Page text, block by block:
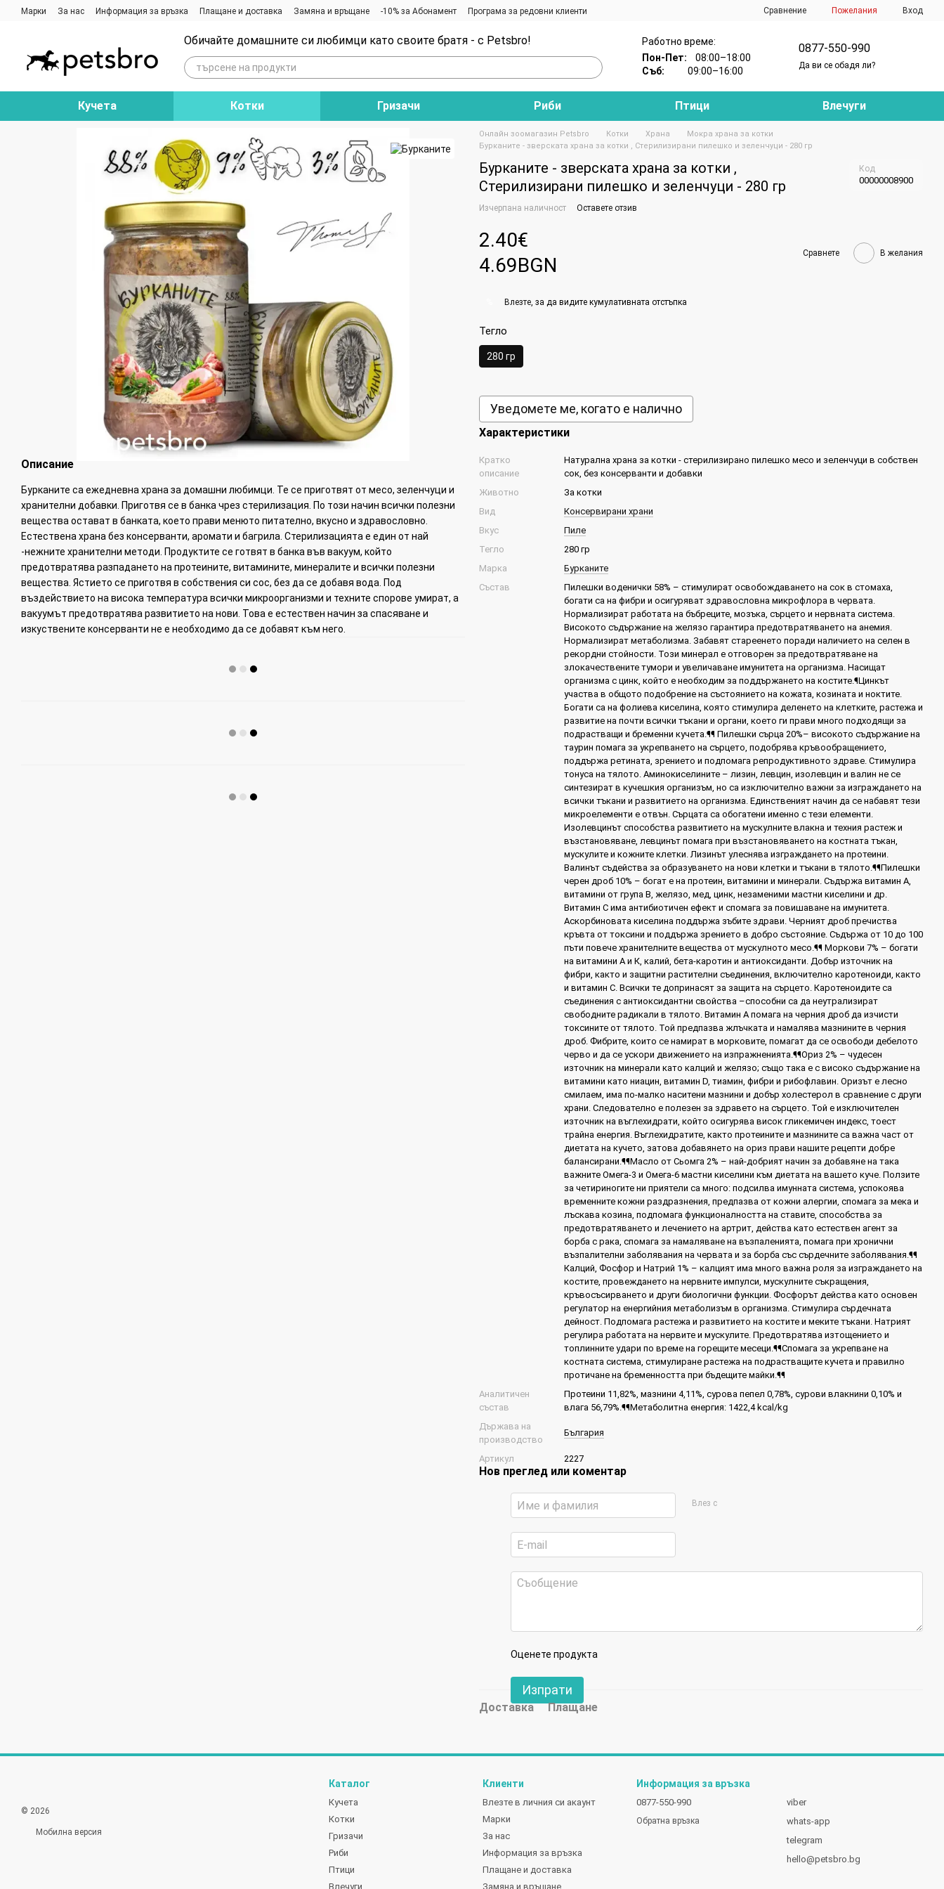
Премини към основното съдържание
Марки За нас Информация за връзка Плащане и доставка Замяна и връщане -10% за Абонамент
Програма за редовни клиенти
Сравнение Пожелания Вход
Обичайте домашните си любимци като своите братя - с Petsbro!
Работно време:
Пон-Пет:08:00–18:00
Съб:09:00–16:00
0877-550-990
Да ви се обадя ли?
Кучета Котки Гризачи Риби Птици Влечуги
Описание
Бурканите са ежедневна храна за домашни любимци. Те се приготвят от месо, зеленчуци и
хранителни добавки. Приготвя се в банка чрез стерилизация. По този начин всички полезни
вещества остават в банката, което прави менюто питателно, вкусно и здравословно.
Естествена храна без консерванти, аромати и багрила. Стерилизацията е един от най
-нежните хранителни методи. Продуктите се готвят в банка във вакуум, който
предотвратява разпадането на протеините, витамините, минералите и всички полезни
вещества. Ястието се приготвя в собствения си сос, без да се добавя вода. Под
въздействието на висока температура всички микроорганизми и техните спорове умират, а
вакуумът предотвратява развитието на нови. Това е естествен начин за спасяване и
изкуствените консерванти не е необходимо да се добавят към него.
Онлайн зоомагазин Petsbro Котки Храна
Мокра храна за котки
Бурканите - зверската храна за котки , Стерилизирани пилешко и зеленчуци - 280 гр
Бурканите - зверската храна за котки ,
Стерилизирани пилешко и зеленчуци - 280 гр
Код
00000008900
Изчерпана наличност Оставете отзив
2.40€
4.69BGN
Сравнете В желания
Влезте , за да видите кумулативната отстъпка
Тегло
280 гр
Уведомете ме, когато е налично
Характеристики
Кратко
описание
Натурална храна за котки - стерилизирано пилешко месо и зеленчуци в собствен
сок, без консерванти и добавки
Животно
За котки
Вид
Консервирани храни
Вкус
Пиле
Тегло
280 гр
Марка
Бурканите
Състав
Пилешки воденички 58% – стимулират освобождаването на сок в стомаха,
богати са на фибри и осигуряват здравословна микрофлора в червата.
Нормализират работата на бъбреците, мозъка, сърцето и нервната система.
Високото съдържание на желязо гарантира предотвратяването на анемия.
Нормализират метаболизма. Забавят стареенето поради наличието на селен в
рекордни стойности. Този минерал е отговорен за предотвратяване на
злокачествените тумори и увеличаване имунитета на организма. Насищат
организма с цинк, който е необходим за поддържането на костите.¶Цинкът
участва в общото подобрение на състоянието на кожата, козината и ноктите.
Богати са на фолиева киселина, която стимулира деленето на клетките, растежа и
развитие на почти всички тъкани и органи, което ги прави много подходящи за
подрастващи и бременни кучета.¶¶ Пилешки сърца 20%– високото съдържание на
таурин помага за укрепването на сърцето, подобрява кръвообращението,
поддържа ретината, зрението и подпомага репродуктивното здраве. Стимулира
тонуса на тялото. Аминокиселините – лизин, левцин, изолевцин и валин не се
синтезират в кучешкия организъм, но са изключително важни за изграждането на
всички тъкани и развитието на организма. Единственият начин да се набавят тези
микроелементи е отвън. Сърцата са обогатени именно с тези елементи.
Изолевцинът способства развитието на мускулните влакна и техния растеж и
възстановяване, левцинът помага при възстановяването на костната тъкан,
мускулите и кожните клетки. Лизинът улеснява изграждането на протеини.
Валинът съдейства за образуването на нови клетки и тъкани в тялото.¶¶Пилешки
черен дроб 10% – богат е на протеин, витамини и минерали. Съдържа витамин А,
витамини от група В, желязо, мед, цинк, незаменими мастни киселини и др.
Витамин С има антибиотичен ефект и спомага за повишаване на имунитета.
Аскорбиновата киселина поддържа зъбите здрави. Черният дроб пречиства
кръвта от токсини и поддържа зрението в добро състояние. Съдържа от 10 до 100
пъти повече хранителните вещества от мускулното месо.¶¶ Моркови 7% – богати
на витамини А и К, калий, бета-каротин и антиоксиданти. Добър източник на
фибри, както и защитни растителни съединения, включително каротеноиди, както
и витамин С. Всички те допринасят за защита на сърцето. Каротеноидите са
съединения с антиоксидантни свойства –способни са да неутрализират
свободните радикали в тялото. Витамин А помага на черния дроб да изчисти
токсините от тялото. Той предпазва жлъчката и намалява мазнините в черния
дроб. Фибрите, които се намират в морковите, помагат да се освободи дебелото
черво и да се ускори движението на изпражненията.¶¶Ориз 2% – чудесен
източник на минерали като калций и желязо; също така е с високо съдържание на
витамини като ниацин, витамин D, тиамин, фибри и рибофлавин. Оризът е лесно
смилаем, има по-малко наситени мазнини и добър холестерол в сравнение с други
храни. Следователно е полезен за здравето на сърцето. Той е изключителен
източник на въглехидрати, който осигурява висок гликемичен индекс, тоест
трайна енергия. Въглехидратите, както протеините и мазнините са важна част от
диетата на кучето, затова добавянето на ориз прави нашите рецепти добре
балансирани.¶¶Масло от Сьомга 2% – най-добрият начин за добавяне на така
важните Омега-3 и Омега-6 мастни киселини към диетата на вашето куче. Ползите
за четириногите ни приятели са много: подсилва имунната система, успокоява
временните кожни раздразнения, предпазва от кожни алергии, спомага за мека и
лъскава козина, подпомага функционалността на ставите, способства за
предотвратяването и лечението на артрит, действа като естествен агент за
борба с рака, спомага за намаляване на възпаленията, помага при хронични
възпалителни заболявания на червата и за борба със сърдечните заболявания.¶¶
Калций, Фосфор и Натрий 1% – калцият има много важна роля за изграждането на
костите, провеждането на нервните импулси, мускулните съкращения,
кръвосъсирването и други биологични функции. Фосфорът действа като основен
регулатор на енергийния метаболизъм в организма. Стимулира сърдечната
дейност. Подпомага растежа и развитието на костите и меките тъкани. Натрият
регулира работата на нервите и мускулите. Предотвратява изтощението и
топлинните удари по време на горещите месеци.¶¶Спомага за укрепване на
костната система, стимулиране растежа на подрастващите кучета и правилно
протичане на бременността при бъдещите майки.¶¶
Аналитичен
състав
Протеини 11,82%, мазнини 4,11%, сурова пепел 0,78%, сурови влакнини 0,10% и
влага 56,79%.¶¶Метаболитна енергия: 1422,4 kcal/kg
Държава на
производство
България
Артикул 2227
Нов преглед или коментар
Влез с
Оценете продукта
Изпрати
Доставка Плащане
© 2026
Мобилна версия
Каталог
Кучета
Котки
Гризачи
Риби
Птици
Влечуги
Клиенти
Влезте в личния си акаунт
Марки
За нас
Информация за връзка
Плащане и доставка
Замяна и връщане
Информация за връзка
0877-550-990
Обратна връзка
viber
whats-app
telegram
hello@petsbro.bg